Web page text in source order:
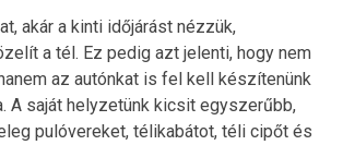
akár a kinti időjárást nézzük,
a tél. Ez pedig azt jelenti, hogy nem
az autónkat is fel kell készítenünk
A saját helyzetünk kicsit egyszerűbb,
pulóvereket, télikabátot, téli cipőt és